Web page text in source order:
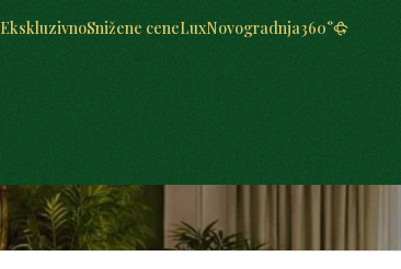
EkskluzivnoSnižene ceneLuxNovogradnja360°